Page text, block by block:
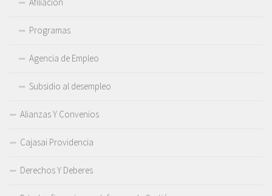
Programas
Agencia de Empleo
Subsidio al desempleo
Alianzas Y Convenios
Cajasai Providencia
Derechos Y Deberes